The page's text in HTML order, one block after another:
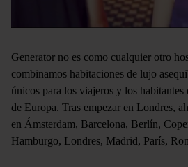
Generator no es como cualquier otro
combinamos habitaciones de lujo
únicos para los viajeros y los habitantes
de Europa. Tras empezar en Londres,
en Ámsterdam, Barcelona, Berlín,
Hamburgo, Londres, Madrid, París,